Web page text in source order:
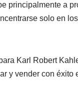
principalmente a
solo en
Karl Robert
y vender con éxito